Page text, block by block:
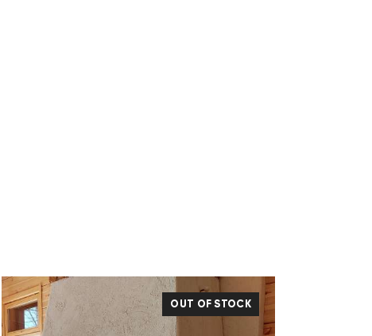
OUT OF STOCK